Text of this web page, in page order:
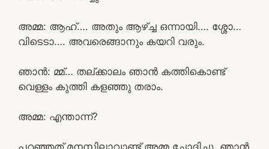
അമ്മ: ആഹ്…. അതും ആഴ്ച്ച ഒന്നായി…. ശ്ശോ…
വിടെടാ…. അവരെങ്ങാനും കയറി വരും.
ഞാൻ: മ്മ്… തല്ക്കാലം ഞാൻ കത്തികൊണ്ട്
വെള്ളം കുത്തി കളഞ്ഞു തരാം.
അമ്മ: എന്താന്ന്?
പറഞ്ഞത് മനസിലാവാണ്ട് അമ്മ ചോദിച്ചു. ഞാൻ